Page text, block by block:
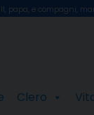
papa, e compagni,
Clero